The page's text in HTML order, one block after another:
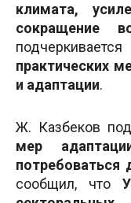
климата,
сокращение
практических
и адаптации.
Ж. Казбеков
мер
сообщил, что